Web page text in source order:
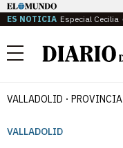
ES NOTICIA Especial Cecilia
Menú
VALLADOLID PROVINCIA
VALLADOLID